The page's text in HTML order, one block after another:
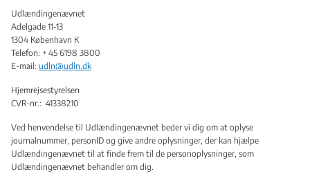
Udlændingenævnet
Adelgade 11-13
1304 København K
Telefon: + 45 6198 3800
E-mail: udln@udln.dk
Hjemrejsestyrelsen
CVR-nr.: 41338210
Ved henvendelse til Udlændingenævnet beder vi dig om at oplyse
journalnummer, personID og give andre oplysninger, der kan hjælpe
Udlændingenævnet til at finde frem til de personoplysninger, som
Udlændingenævnet behandler om dig.